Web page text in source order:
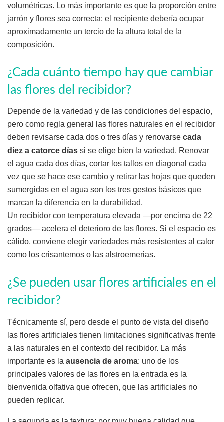
volumétricas. Lo más importante es que la proporción entre
jarrón y flores sea correcta: el recipiente debería ocupar
aproximadamente un tercio de la altura total de la
composición.
¿Cada cuánto tiempo hay que cambiar
las flores del recibidor?
Depende de la variedad y de las condiciones del espacio,
pero como regla general las flores naturales en el recibidor
deben revisarse cada dos o tres días y renovarse cada
diez a catorce días si se elige bien la variedad. Renovar
el agua cada dos días, cortar los tallos en diagonal cada
vez que se hace ese cambio y retirar las hojas que queden
sumergidas en el agua son los tres gestos básicos que
marcan la diferencia en la durabilidad.
Un recibidor con temperatura elevada —por encima de 22
grados— acelera el deterioro de las flores. Si el espacio es
cálido, conviene elegir variedades más resistentes al calor
como los crisantemos o las alstroemerias.
¿Se pueden usar flores artificiales en el
recibidor?
Técnicamente sí, pero desde el punto de vista del diseño
las flores artificiales tienen limitaciones significativas frente
a las naturales en el contexto del recibidor. La más
importante es la ausencia de aroma: uno de los
principales valores de las flores en la entrada es la
bienvenida olfativa que ofrecen, que las artificiales no
pueden replicar.